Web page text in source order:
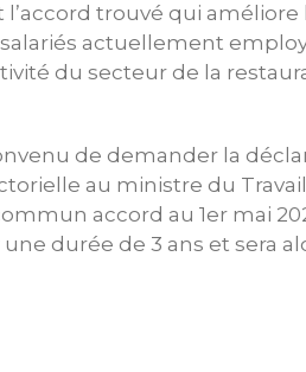
trouvé qui
salariés actuellement
du secteur de la
de demander la
au ministre du
accord au 1er mai
durée de 3 ans et sera